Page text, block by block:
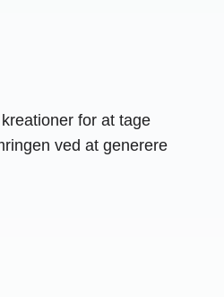
for at tage
ved at generere